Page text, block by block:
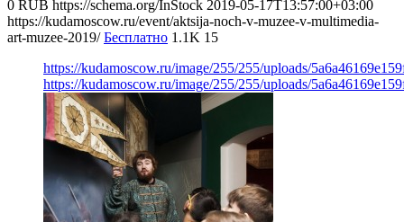
0 RUB https://schema.org/InStock 2019-05-17T13:57:00+03:00
https://kudamoscow.ru/event/aktsija-noch-v-muzee-v-multimedia-
art-muzee-2019/ Бесплатно 1.1K 15
https://kudamoscow.ru/image/255/255/uploads/
https://kudamoscow.ru/image/255/255/uploads/